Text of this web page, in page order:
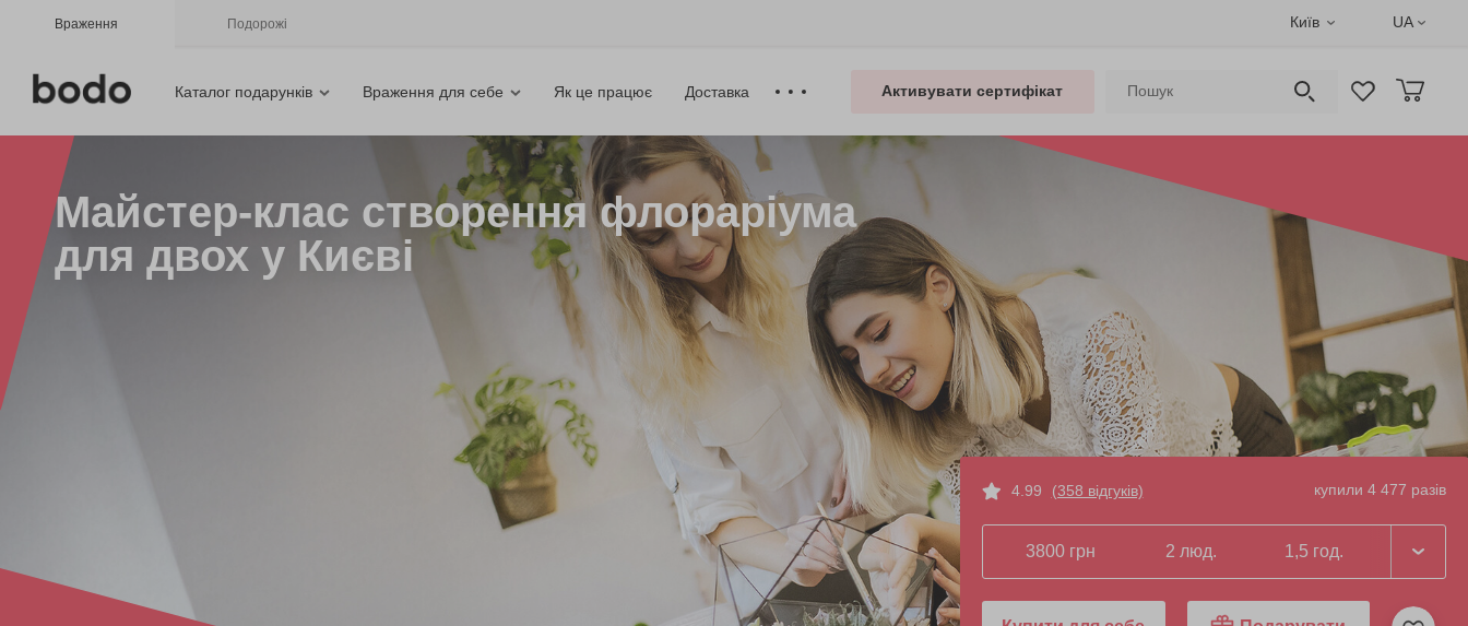
Враження Подорожі Київ UA
Каталог подарунків Враження для себе Як це працює Доставка Активувати сертифікат
Майстер-клас створення флораріума
для двох у Києві
4.99 (358 відгуків) купили 4 477 разів
3800 грн 2 люд. 1,5 год.